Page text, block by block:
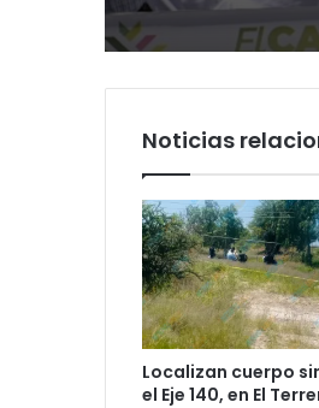
Noticias
Localizan cuerpo
el Eje 140, en El